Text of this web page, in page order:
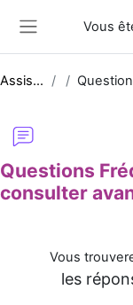
Vous
Assist-UNJF
Questions
consulter
Vous
les